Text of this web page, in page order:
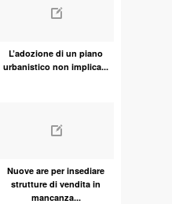
L’adozione di un piano
urbanistico non implica...
Nuove are per insediare
strutture di vendita in
mancanza...